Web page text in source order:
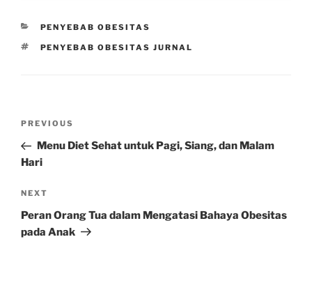
CATEGORIES
PENYEBAB OBESITAS
TAGS
PENYEBAB OBESITAS JURNAL
Previous
Post
PREVIOUS
Menu Diet Sehat untuk Pagi, Siang, dan Malam
Hari
Next
Post
NEXT
Peran Orang Tua dalam Mengatasi Bahaya Obesitas
pada Anak